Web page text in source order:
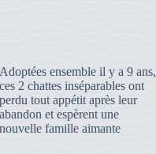
Adoptées ensemble il y a 9 ans,
ces 2 chattes inséparables ont
perdu tout appétit après leur
abandon et espèrent une
nouvelle famille aimante